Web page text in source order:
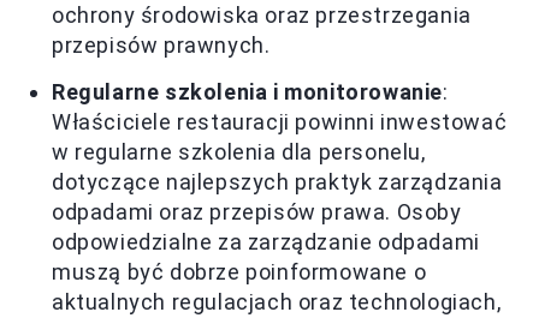
ochrony środowiska oraz przestrzegania
przepisów prawnych.
Regularne szkolenia i monitorowanie:
Właściciele restauracji powinni inwestować
w regularne szkolenia dla personelu,
dotyczące najlepszych praktyk zarządzania
odpadami oraz przepisów prawa. Osoby
odpowiedzialne za zarządzanie odpadami
muszą być dobrze poinformowane o
aktualnych regulacjach oraz technologiach,